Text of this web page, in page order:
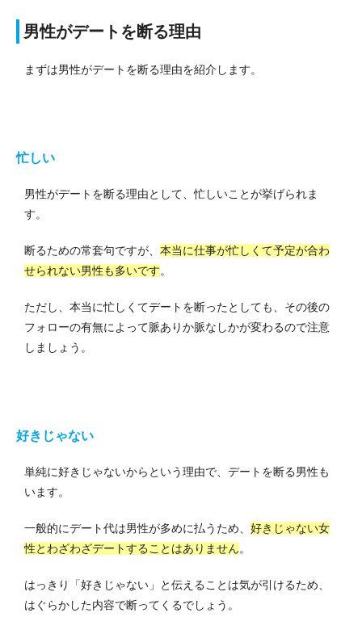
男性がデートを断る理由
まずは男性がデートを断る理由を紹介します。
忙しい
男性がデートを断る理由として、忙しいことが挙げられま
す。
断るための常套句ですが、 本当に仕事が忙しくて予定が合わ
せられない男性も多いです。
ただし、本当に忙しくてデートを断ったとしても、その後の
フォローの有無によって脈ありか脈なしかが変わるので注意
しましょう。
好きじゃない
単純に好きじゃないからという理由で、デートを断る男性も
います。
一般的にデート代は男性が多めに払うため、 好きじゃない女
性とわざわざデートすることはありません。
はっきり「好きじゃない」と伝えることは気が引けるため、
はぐらかした内容で断ってくるでしょう。